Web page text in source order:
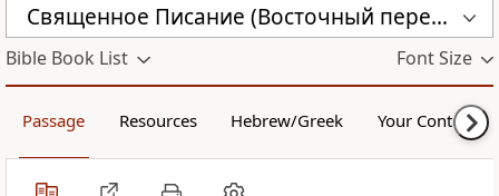
Священное Писание (Восточный перевод), версия для Таджикистана (CARST)
Bible Book List Font Size
Passage Resources Hebrew/Greek Your Content